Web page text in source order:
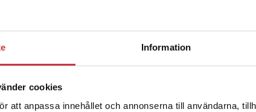
Information
cookies
att anpassa innehållet och annonserna till användarna,
underkänns på godtyckliga grunder
nu ska han lära sig grunderna